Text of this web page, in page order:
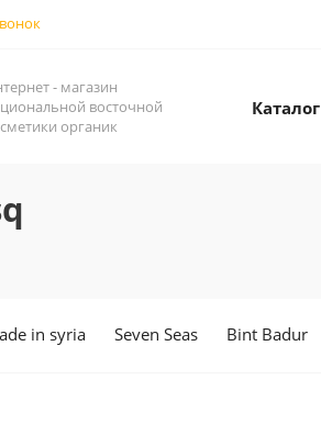
- магазин
восточной
органик
Каталог
in syria Seven Seas Bint Badur